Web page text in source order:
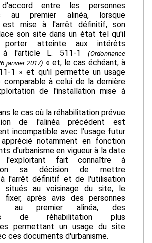
entre les personnes
au premier alinéa, lorsque
est mise à l'arrêt définitif, son
son site dans un état tel qu'il
porter atteinte aux intérêts
à l'article L. 511-1(Ordonnance
janvier 2017) « et, le cas échéant, à
1 » et qu'il permette un usage
à celui de la dernière
de l'installation mise à
le cas où la réhabilitation prévue
de l'alinéa précédent est
incompatible avec l'usage futur
notamment en fonction
d'urbanisme en vigueur à la date
l'exploitant fait connaître à
sa décision de mettre
à l'arrêt définitif et de l'utilisation
situés au voisinage du site, le
après avis des personnes
au premier alinéa, des
de réhabilitation plus
permettant un usage du site
ces documents d'urbanisme.